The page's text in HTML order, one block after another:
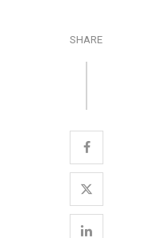
SHARE